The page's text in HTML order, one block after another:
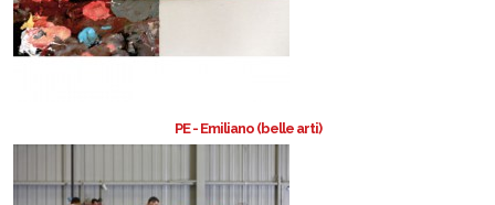
PE - Emiliano (belle arti)